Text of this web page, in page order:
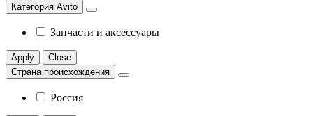
Категория Avito
Запчасти и аксессуары
Apply
Close
Страна происхождения
Россия